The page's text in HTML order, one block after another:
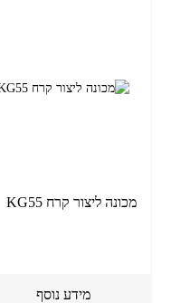
מכונה ליצור קרח KG55
מידע נוסף